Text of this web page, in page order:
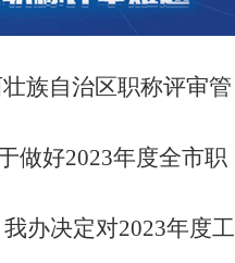
族自治区职称评审管
做好2023年度全市职
办决定对2023年度工